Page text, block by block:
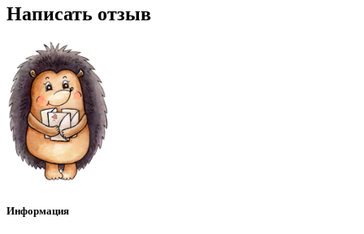
Написать отзыв
Информация